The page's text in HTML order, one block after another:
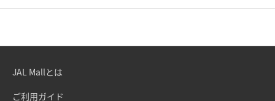
JAL Mallとは
ご利用ガイド